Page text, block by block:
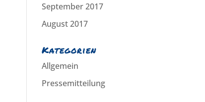
September 2017
August 2017
Kategorien
Allgemein
Pressemitteilung